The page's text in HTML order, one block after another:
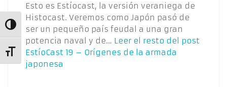
Alternar alto contraste
Alternar tamaño de letra
Esto es Estíocast, la versión veraniega de
Histocast. Veremos como Japón pasó de
ser un pequeño país feudal a una gran
potencia naval y de… Leer el resto del post
EstíoCast 19 – Orígenes de la armada
japonesa